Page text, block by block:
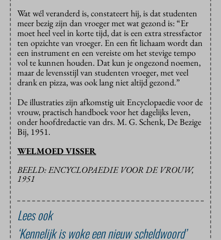
Wat wél veranderd is, constateert hij, is dat studenten
meer bezig zijn dan vroeger met wat gezond is: “Er
moet heel veel in korte tijd, dat is een extra stressfactor
ten opzichte van vroeger. En een fit lichaam wordt dan
een instrument en een vereiste om het stevige tempo
vol te kunnen houden. Dat kun je ongezond noemen,
maar de levensstijl van studenten vroeger, met veel
drank en pizza, was ook lang niet altijd gezond.”
De illustraties zijn afkomstig uit Encyclopaedie voor de
vrouw, practisch handboek voor het dagelijks leven,
onder hoofdredactie van drs. M. G. Schenk, De Bezige
Bij, 1951.
WELMOED VISSER
BEELD: ENCYCLOPAEDIE VOOR DE VROUW,
1951
Lees ook
‘Kennelijk is woke een nieuw scheldwoord’